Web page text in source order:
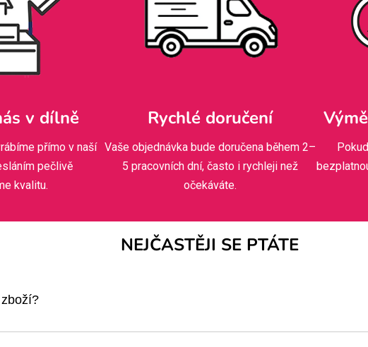
v dílně
přímo v naší
pečlivě
kvalitu.
Rychlé doručení
Vaše objednávka bude doručena během 2–
5 pracovních dní, často i rychleji než
očekáváte.
NEJČASTĚJI SE PTÁTE
na objednat, začínáme makat! Pokud jste si vybrali něco s vlastním